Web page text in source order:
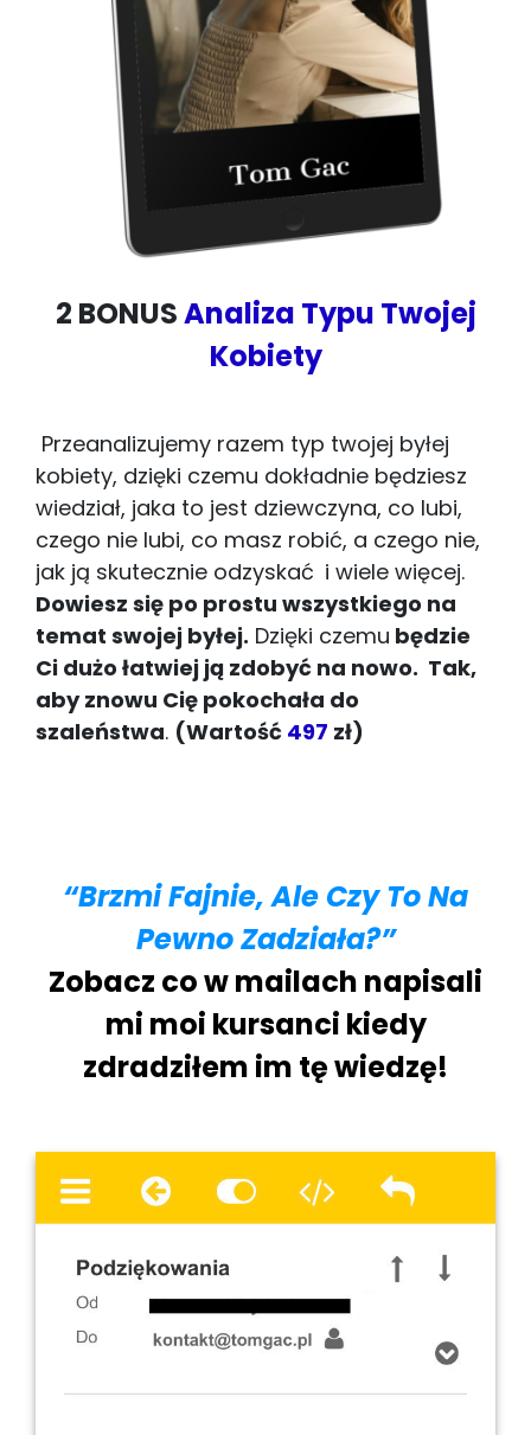
2 BONUSAnaliza Typu Twojej
Kobiety
Przeanalizujemy razem typ twojej byłej
kobiety, dzięki czemu dokładnie będziesz
wiedział, jaka to jest dziewczyna, co lubi,
czego nie lubi, co masz robić, a czego nie,
jak ją skutecznie odzyskać i wiele więcej.
Dowiesz się po prostu wszystkiego na
temat swojej byłej. Dzięki czemu będzie
Ci dużo łatwiej ją zdobyć na nowo. Tak,
abyznowu Cię pokochała do
szaleństwa. (Wartość 497 zł)
“Brzmi Fajnie, Ale Czy To Na
Pewno Zadziała?”
Zobacz co w mailach napisali
mi moi kursanci kiedy
zdradziłem im tę wiedzę!